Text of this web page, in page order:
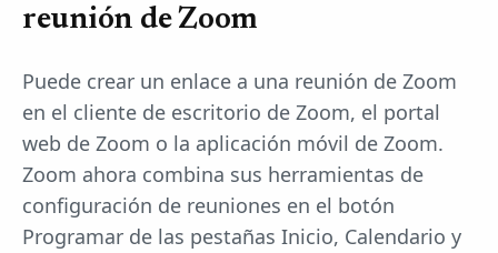
reunión de Zoom
Puede crear un enlace a una reunión de Zoom
en el cliente de escritorio de Zoom, el portal
web de Zoom o la aplicación móvil de Zoom.
Zoom ahora combina sus herramientas de
configuración de reuniones en el botón
Programar de las pestañas Inicio, Calendario y